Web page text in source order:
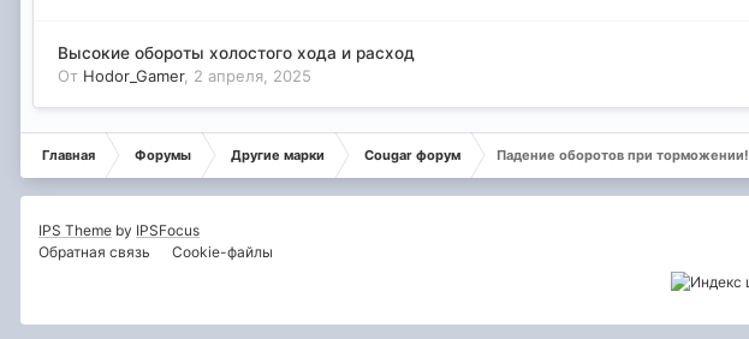
Высокие обороты холостого хода и расход
От Hodor_Gamer, 2 апреля, 2025
Главная Форумы Другие марки Cougar форум Падение оборотов при торможении!
IPS Theme by IPSFocus
Обратная связь
Cookie-файлы